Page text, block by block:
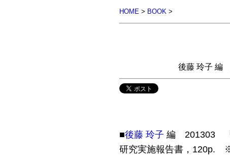
HOME> BOOK>
後藤 玲子 編
■後藤 玲子 編 201303 『
研究実施報告書，120p.